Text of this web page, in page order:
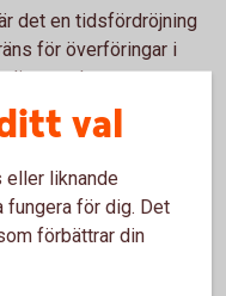
det en tidsfördröjning
för överföringar i
din trygghet.
val
eller liknande
för dig. Det
förbättrar din